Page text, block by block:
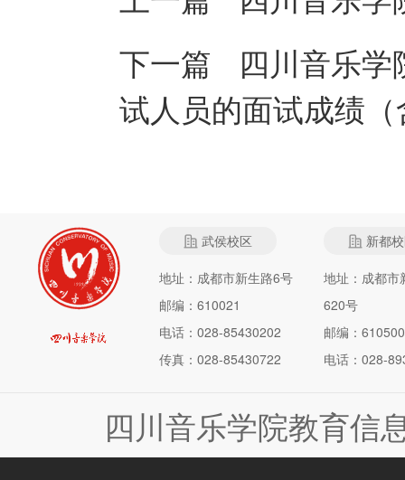
下一篇 四川音乐
试人员的面试成绩
武侯校区
地址：成都市新生路6号
邮编：610021
电话：028-85430202
传真：028-85430722
新都
地址：成都市
620号
邮编：610500
电话：028-
四川音乐学院教育